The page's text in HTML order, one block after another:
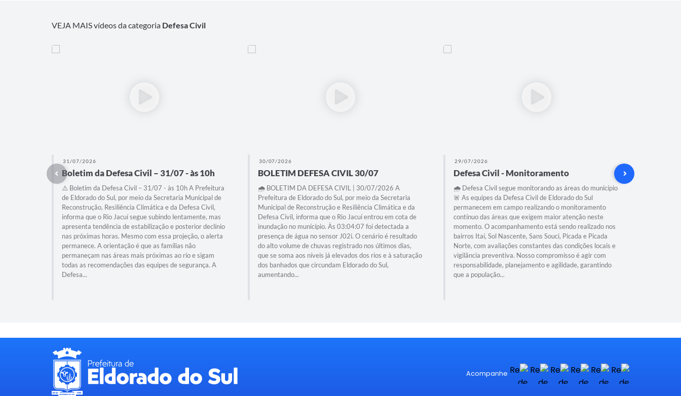
VEJA MAIS vídeos da categoria Defesa Civil
31/07/2026
Boletim da Defesa Civil – 31/07 - às 10h
⚠️ Boletim da Defesa Civil – 31/07 - às 10h A Prefeitura
de Eldorado do Sul, por meio da Secretaria Municipal de
Reconstrução, Resiliência Climática e da Defesa Civil,
informa que o Rio Jacuí segue subindo lentamente, mas
apresenta tendência de estabilização e posterior declínio
nas próximas horas. Mesmo com essa projeção, o alerta
permanece. A orientação é que as famílias não
permaneçam nas áreas mais próximas ao rio e sigam
todas as recomendações das equipes de segurança. A
Defesa...
30/07/2026
BOLETIM DEFESA CIVIL 30/07
🌧️ BOLETIM DA DEFESA CIVIL | 30/07/2026 A
Prefeitura de Eldorado do Sul, por meio da Secretaria
Municipal de Reconstrução e Resiliência Climática e da
Defesa Civil, informa que o Rio Jacuí entrou em cota de
inundação no município. Às 03:04:07 foi detectada a
presença de água no sensor J02i. O cenário é resultado
do alto volume de chuvas registrado nos últimos dias,
que se soma aos níveis já elevados dos rios e à saturação
dos banhados que circundam Eldorado do Sul,
aumentando...
29/07/2026
Defesa Civil - Monitoramento
🌧️ Defesa Civil segue monitorando as áreas do município
🚨 As equipes da Defesa Civil de Eldorado do Sul
permanecem em campo realizando o monitoramento
contínuo das áreas que exigem maior atenção neste
momento. O acompanhamento está sendo realizado nos
bairros Itaí, Sol Nascente, Sans Souci, Picada e Picada
Norte, com avaliações constantes das condições locais e
vigilância preventiva. Nosso compromisso é agir com
responsabilidade, planejamento e agilidade, garantindo
que a população...
Acompanhe